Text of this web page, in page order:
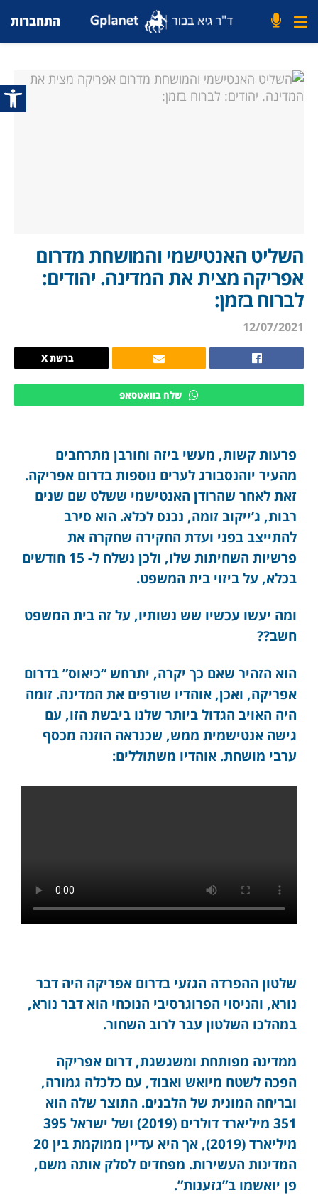
פתח
התחברות
השליט האנטישמי והמושחת מדרום
אפריקה מצית את המדינה. יהודים:
לברוח בזמן:
12/07/2021
ברשת X
שלח בוואטסאפ
פרעות קשות, מעשי ביזה וחורבן מתרחבים
מהעיר יוהנסבורג לערים נוספות בדרום אפריקה.
זאת לאחר שהרודן האנטישמי ששלט שם שנים
רבות, ג’ייקוב זומה, נכנס לכלא. הוא סירב
להתייצב בפני ועדת החקירה שחקרה את
פרשיות השחיתות שלו, ולכן נשלח ל- 15 חודשים
בכלא, על ביזוי בית המשפט.
ומה יעשו עכשיו שש נשותיו, על זה בית המשפט
חשב??
הוא הזהיר שאם כך יקרה, יתרחש “כיאוס” בדרום
אפריקה, ואכן, אוהדיו שורפים את המדינה. זומה
היה האויב הגדול ביותר שלנו ביבשת הזו, עם
גישה אנטישמית ממש, שכנראה הוזנה מכסף
ערבי מושחת. אוהדיו משתוללים:
שלטון ההפרדה הגזעי בדרום אפריקה היה דבר
נורא, והניסוי הפרוגרסיבי הנוכחי הוא דבר נורא,
במהלכו השלטון עבר לרוב השחור.
ממדינה מפותחת ומשגשגת, דרום אפריקה
הפכה לשטח מיואש ואבוד, עם כלכלה גמורה,
ובריחה המונית של הלבנים. התוצר שלה הוא
351 מיליארד דולרים (2019) ושל ישראל 395
מיליארד (2019), אך היא עדיין ממוקמת בין 20
המדינות העשירות. מפחדים לסלק אותה משם,
פן יואשמו ב”גזענות”.